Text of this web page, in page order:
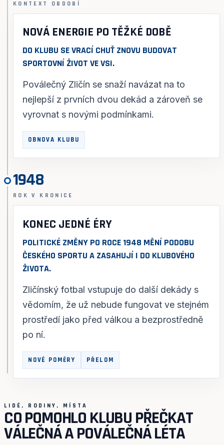
KONTEXT OBDOBÍ
NOVÁ ENERGIE PO TĚŽKÉ DOBĚ
DO KLUBU SE VRACÍ CHUŤ ZNOVU BUDOVAT
SPORTOVNÍ ŽIVOT VE VSI.
Poválečný Zličín se snaží navázat na to
nejlepší z prvních dvou dekád a zároveň se
vyrovnat s novými podmínkami.
OBNOVA KLUBU
1948
ROK V KRONICE
KONEC JEDNÉ ÉRY
POLITICKÉ ZMĚNY PO ROCE 1948 MĚNÍ PODOBU
ČESKÉHO SPORTU A ZASAHUJÍ I DO KLUBOVÉHO
ŽIVOTA.
Zličínský fotbal vstupuje do další dekády s
vědomím, že už nebude fungovat ve stejném
prostředí jako před válkou a bezprostředně
po ní.
NOVÉ POMĚRY PŘELOM
LIDÉ, RODINY, MÍSTA
CO POMOHLO KLUBU PŘEČKAT
VÁLEČNÁ A POVÁLEČNÁ LÉTA